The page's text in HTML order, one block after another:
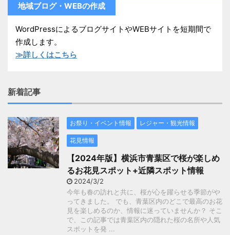
地域ブログ・WEBの作成
WordPressによるブログサイトやWEBサイトを短期間で
作成します。
≫詳しくはこちら
新着記事
お祭り・イベント情報 レジャー・観光情報
花見情報
【2024年版】横浜市青葉区で桜が楽しめ
るお花見スポット+近隣スポット情報
2024/3/2
今年も春の訪れと共に、桜が心を躍らせる季節がや
ってきました。 でも、青葉区内のどこで最高のお花
見を楽しめるのか、情報に迷っていませんか？ そこ
で、この記事では青葉区内の隠れた桜の名所や人気
スポットを発 ...